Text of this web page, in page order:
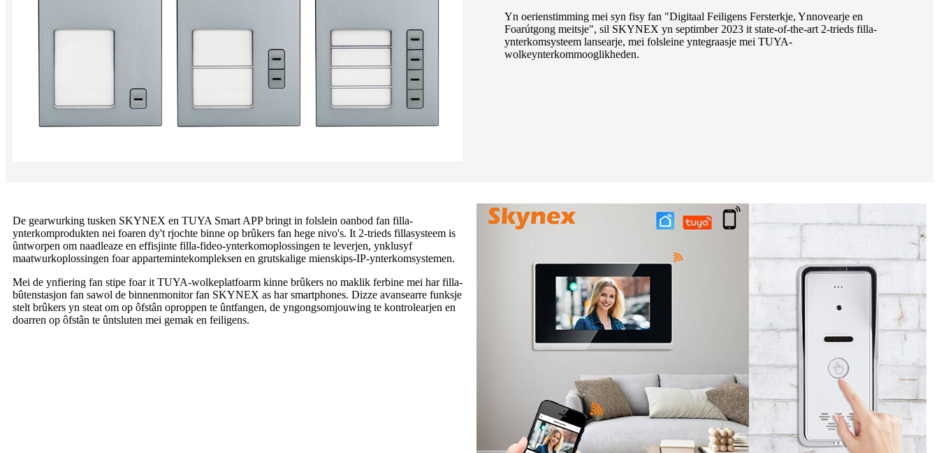
Yn oerienstimming mei syn fisy fan "Digitaal Feiligens Fersterkje, Ynnovearje en
Foarútgong meitsje", sil SKYNEX yn septimber 2023 it state-of-the-art 2-trieds filla-
ynterkomsysteem lansearje, mei folsleine yntegraasje mei TUYA-
wolkeynterkommooglikheden.
De gearwurking tusken SKYNEX en TUYA Smart APP bringt in folslein oanbod fan filla-
ynterkomprodukten nei foaren dy't rjochte binne op brûkers fan hege nivo's. It 2-trieds fillasysteem is
ûntworpen om naadleaze en effisjinte filla-fideo-ynterkomoplossingen te leverjen, ynklusyf
maatwurkoplossingen foar appartemintekompleksen en grutskalige mienskips-IP-ynterkomsystemen.
Mei de ynfiering fan stipe foar it TUYA-wolkeplatfoarm kinne brûkers no maklik ferbine mei har filla-
bûtenstasjon fan sawol de binnenmonitor fan SKYNEX as har smartphones. Dizze avansearre funksje
stelt brûkers yn steat om op ôfstân oproppen te ûntfangen, de yngongsomjouwing te kontrolearjen en
doarren op ôfstân te ûntsluten mei gemak en feiligens.